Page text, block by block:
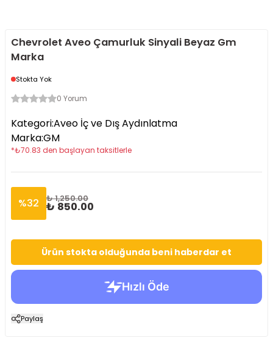
Chevrolet Aveo Çamurluk Sinyali Beyaz Gm
Marka
Stokta Yok
0 Yorum
Kategori:Aveo İç ve Dış Aydınlatma
Marka:GM
*₺70.83 den başlayan taksitlerle
%32 ₺ 1,250.00
₺ 850.00
Ürün stokta olduğunda beni haberdar et
Paylaş